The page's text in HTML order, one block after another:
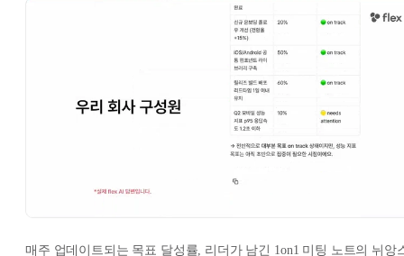
매주 업데이트되는 목표 달성률, 리더가 남긴 1on1 미팅 노트의 뉘앙